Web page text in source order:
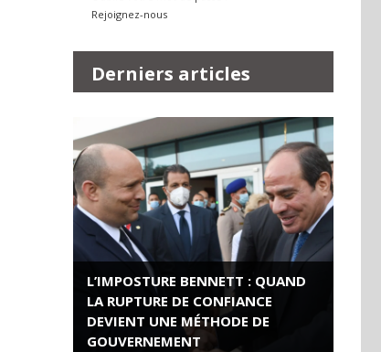
Rejoignez-nous
Derniers articles
L’IMPOSTURE BENNETT : QUAND
LA RUPTURE DE CONFIANCE
DEVIENT UNE MÉTHODE DE
GOUVERNEMENT